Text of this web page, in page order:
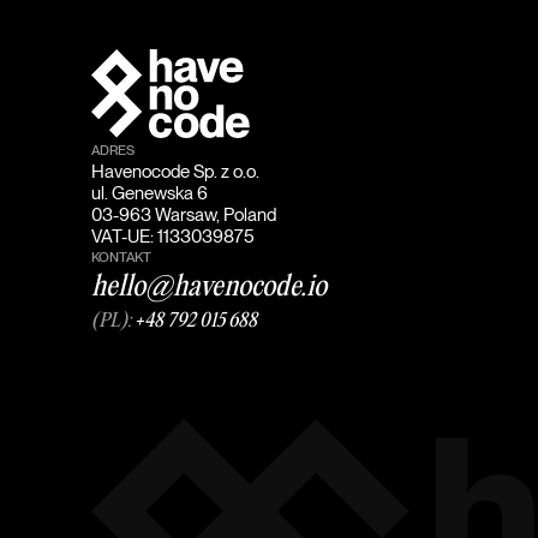
ADRES
Havenocode Sp. z o.o.
ul. Genewska 6
03-963 Warsaw, Poland
VAT-UE: 1133039875
KONTAKT
hello@havenocode.io
(PL):+48 792 015 688